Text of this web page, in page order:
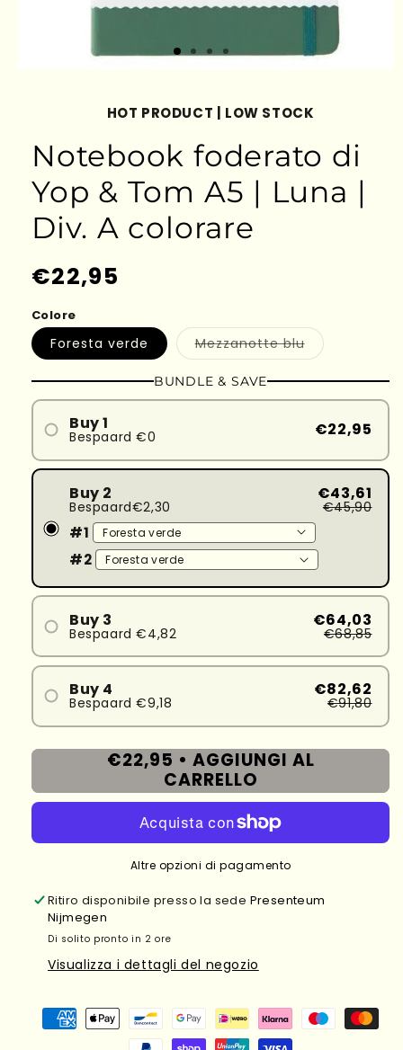
HOT PRODUCT | LOW STOCK
Notebook foderato di
Yop & Tom A5 | Luna |
Div. A colorare
Prezzo
listino
€22,95
Colore
Foresta verde Mezzanotte bluVariante
esaurita
non
BUNDLE & SAVE
Buy 1
Bespaard €0 €22,95
Buy 2
Bespaard€2,30
€43,61
€45,90
#1
#2
Buy 3
Bespaard €4,82
€64,03
€68,85
#3
Buy 4
Bespaard €9,18
€82,62
€91,80
#2
#4
€22,95 • AGGIUNGI AL
CARRELLO
Altre opzioni di pagamento
Ritiro disponibile presso la sede Presenteum
Nijmegen
Di solito pronto in 2 ore
Visualizza i dettagli del negozio